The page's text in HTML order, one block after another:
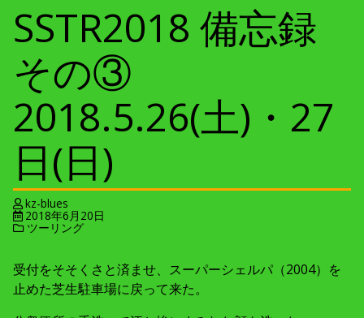
SSTR2018 備忘録
その③
2018.5.26(土)・27
日(日)
kz-blues
2018年6月20日
ツーリング
受付をそそくさと済ませ、スーパーシェルパ（2004）を
止めた芝生駐車場に戻って来た。